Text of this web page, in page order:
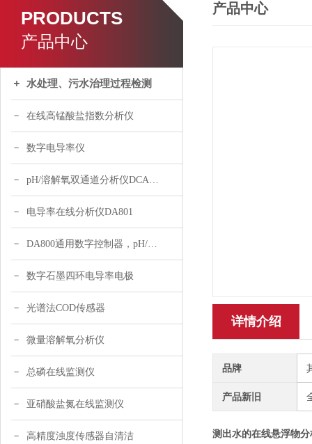
PRODUCTS
产品中心
水处理、污水治理过程检测
在线高锰酸盐指数分析仪
数字电导率仪
pH/溶解氧双通道分析仪DCA120
电导率在线分析仪DA801
DA800通用数字控制器，pH/DO/ORP多参数
数字石墨四环电导率电极
光谱法COD传感器
微量溶解氧分析仪
总磷在线监测仪
亚硝酸盐氮在线监测仪
高精度浊度传感器自清洁
产品中心
详情介绍
品牌
产品新旧
测出水的在线悬浮物分